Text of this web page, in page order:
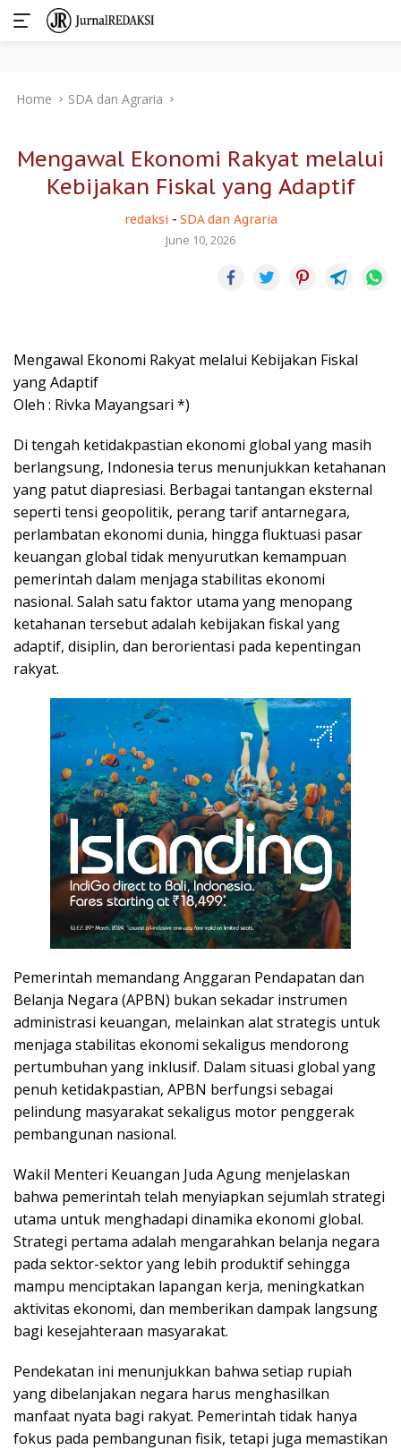
Home SDA dan Agraria
Mengawal Ekonomi Rakyat melalui
Kebijakan Fiskal yang Adaptif
redaksi - SDA dan Agraria
June 10, 2026
Mengawal Ekonomi Rakyat melalui Kebijakan Fiskal
yang Adaptif
Oleh : Rivka Mayangsari *)
Di tengah ketidakpastian ekonomi global yang masih
berlangsung, Indonesia terus menunjukkan ketahanan
yang patut diapresiasi. Berbagai tantangan eksternal
seperti tensi geopolitik, perang tarif antarnegara,
perlambatan ekonomi dunia, hingga fluktuasi pasar
keuangan global tidak menyurutkan kemampuan
pemerintah dalam menjaga stabilitas ekonomi
nasional. Salah satu faktor utama yang menopang
ketahanan tersebut adalah kebijakan fiskal yang
adaptif, disiplin, dan berorientasi pada kepentingan
rakyat.
Pemerintah memandang Anggaran Pendapatan dan
Belanja Negara (APBN) bukan sekadar instrumen
administrasi keuangan, melainkan alat strategis untuk
menjaga stabilitas ekonomi sekaligus mendorong
pertumbuhan yang inklusif. Dalam situasi global yang
penuh ketidakpastian, APBN berfungsi sebagai
pelindung masyarakat sekaligus motor penggerak
pembangunan nasional.
Wakil Menteri Keuangan Juda Agung menjelaskan
bahwa pemerintah telah menyiapkan sejumlah strategi
utama untuk menghadapi dinamika ekonomi global.
Strategi pertama adalah mengarahkan belanja negara
pada sektor-sektor yang lebih produktif sehingga
mampu menciptakan lapangan kerja, meningkatkan
aktivitas ekonomi, dan memberikan dampak langsung
bagi kesejahteraan masyarakat.
Pendekatan ini menunjukkan bahwa setiap rupiah
yang dibelanjakan negara harus menghasilkan
manfaat nyata bagi rakyat. Pemerintah tidak hanya
fokus pada pembangunan fisik, tetapi juga memastikan